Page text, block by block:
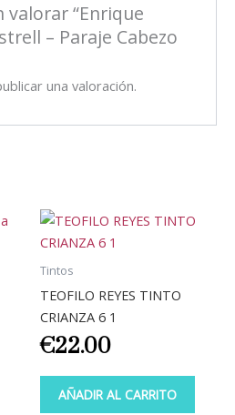
valorar “Enrique
– Paraje Cabezo
una valoración.
Tintos
TEOFILO REYES TINTO
CRIANZA 6 1
€22.00
AÑADIR AL CARRITO